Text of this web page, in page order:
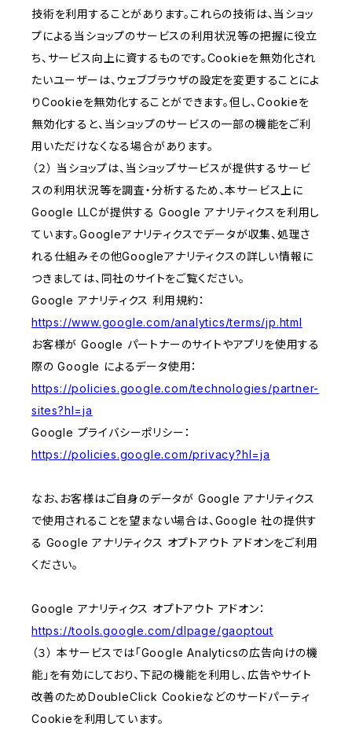
技術を利用することがあります。これらの技術は、当ショッ
プによる当ショップのサービスの利用状況等の把握に役立
ち、サービス向上に資するものです。Cookieを無効化され
たいユーザーは、ウェブブラウザの設定を変更することによ
りCookieを無効化することができます。但し、Cookieを
無効化すると、当ショップのサービスの一部の機能をご利
用いただけなくなる場合があります。
（２） 当ショップは、当ショップサービスが提供するサービ
スの利用状況等を調査・分析するため、本サービス上に
Google LLCが提供する Google アナリティクスを利用し
ています。Googleアナリティクスでデータが収集、処理さ
れる仕組みその他Googleアナリティクスの詳しい情報に
つきましては、同社のサイトをご覧ください。
Google アナリティクス 利用規約：
https://www.google.com/analytics/terms/jp.html
お客様が Google パートナーのサイトやアプリを使用する
際の Google によるデータ使用：
https://policies.google.com/technologies/partner-
sites?hl=ja
Google プライバシーポリシー：
https://policies.google.com/privacy?hl=ja
なお、お客様はご自身のデータが Google アナリティクス
で使用されることを望まない場合は、Google 社の提供す
る Google アナリティクス オプトアウト アドオンをご利用
ください。
Google アナリティクス オプトアウト アドオン：
https://tools.google.com/dlpage/gaoptout
（３） 本サービスでは「Google Analyticsの広告向けの機
能」を有効にしており、下記の機能を利用し、広告やサイト
改善のためDoubleClick Cookieなどのサードパーティ
Cookieを利用しています。